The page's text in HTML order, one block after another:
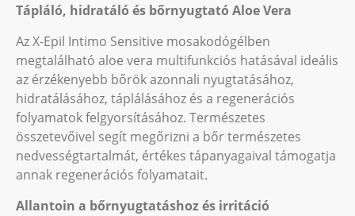
Tápláló, hidratáló és bőrnyugtató Aloe Vera
Az X-Epil Intimo Sensitive mosakodógélben
megtalálható aloe vera multifunkciós hatásával ideális
az érzékenyebb bőrök azonnali nyugtatásához,
hidratálásához, táplálásához és a regenerációs
folyamatok felgyorsításához. Természetes
összetevőivel segít megőrizni a bőr természetes
nedvességtartalmát, értékes tápanyagaival támogatja
annak regenerációs folyamatait.
Allantoin a bőrnyugtatáshoz és irritáció